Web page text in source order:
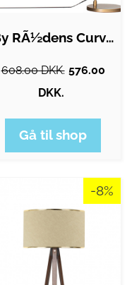
By RÃ½dens Curve gulvlampe, guld
608.00 DKK. 576.00
DKK.
Gå til shop
-8%